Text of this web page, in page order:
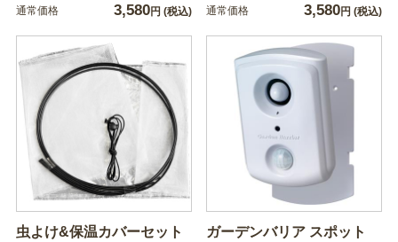
通常価格 3,580円 (税込) 通常価格 3,580円 (税込)
虫よけ&保温カバーセット
ガーデンバリア スポット